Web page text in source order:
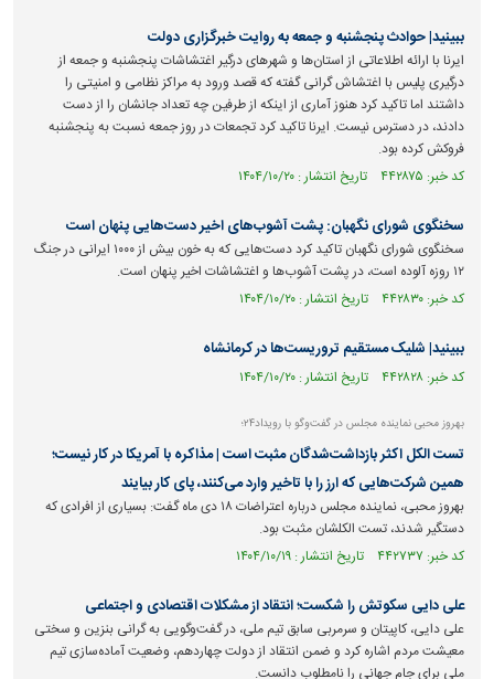
ببینید| حوادث پنجشنبه و جمعه به روایت خبرگزاری دولت
ایرنا با ارائه اطلاعاتی از استان‌ها و شهرهای درگیر اغتشاشات پنجشنبه و جمعه از
درگیری پلیس با اغتشاش گرانی گفته که قصد ورود به مراکز نظامی و امنیتی را
داشتند اما تاکید کرد هنوز آماری از اینکه از طرفین چه تعداد جانشان را از دست
دادند، در دسترس نیست. ایرنا تاکید کرد تجمعات در روز جمعه نسبت به پنجشنبه
فروکش کرده بود.
کد خبر: ۴۴۲۸۷۵ تاریخ انتشار : ۱۴۰۴/۱۰/۲۰
سخنگوی شورای نگهبان: پشت آشوب‌های اخیر دست‌هایی پنهان است
سخنگوی شورای نگهبان تاکید کرد دست‌هایی که به خون بیش از ۱۰۰۰ ایرانی در جنگ
۱۲ روزه آلوده است، در پشت آشوب‌ها و اغتشاشات اخیر پنهان است.
کد خبر: ۴۴۲۸۳۰ تاریخ انتشار : ۱۴۰۴/۱۰/۲۰
ببینید| شلیک مستقیم تروریست‌ها در کرمانشاه
کد خبر: ۴۴۲۸۲۸ تاریخ انتشار : ۱۴۰۴/۱۰/۲۰
بهروز محبی نماینده مجلس در گفت‌و‌گو با رویداد۲۴؛
تست الکل اکثر بازداشت‌شدگان مثبت است | مذاکره با آمریکا در کار نیست؛
همین شرکت‌هایی که ارز را با تاخیر وارد می‌کنند، پای کار بیایند
بهروز محبی، نماینده مجلس درباره اعتراضات ۱۸ دی ماه گفت: بسیاری از افرادی که
دستگیر شدند، تست الکلشان مثبت بود.
کد خبر: ۴۴۲۷۳۷ تاریخ انتشار : ۱۴۰۴/۱۰/۱۹
علی دایی سکوتش را شکست؛ انتقاد از مشکلات اقتصادی و اجتماعی
علی دایی، کاپیتان و سرمربی سابق تیم ملی، در گفت‌وگویی به گرانی بنزین و سختی
معیشت مردم اشاره کرد و ضمن انتقاد از دولت چهاردهم، وضعیت آماده‌سازی تیم
ملی برای جام جهانی را نامطلوب دانست.